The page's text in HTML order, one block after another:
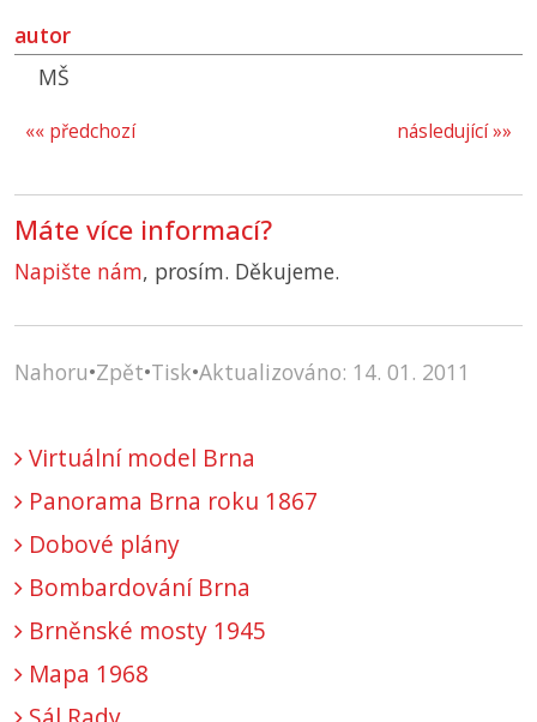
autor
MŠ
následující »»
«« předchozí
Máte více informací?
Napište nám, prosím. Děkujeme.
Nahoru•Zpět•Tisk•Aktualizováno: 14. 01. 2011
Virtuální model Brna
Panorama Brna roku 1867
Dobové plány
Bombardování Brna
Brněnské mosty 1945
Mapa 1968